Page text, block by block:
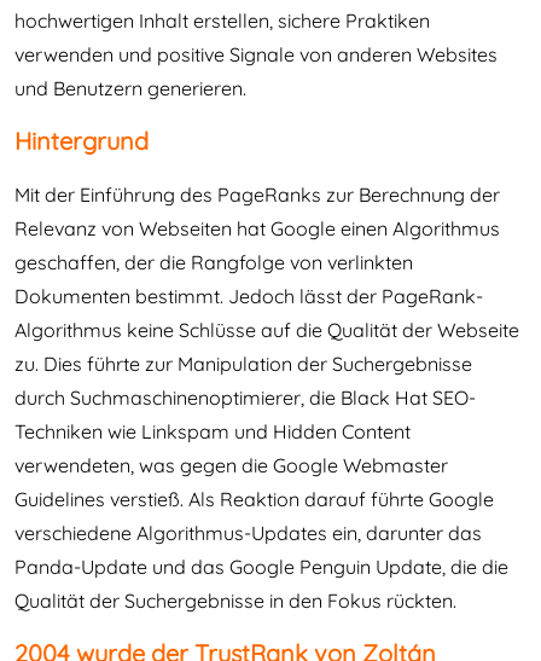
hochwertigen Inhalt erstellen, sichere Praktiken
verwenden und positive Signale von anderen Websites
und Benutzern generieren.
Hintergrund
Mit der Einführung des PageRanks zur Berechnung der
Relevanz von Webseiten hat Google einen Algorithmus
geschaffen, der die Rangfolge von verlinkten
Dokumenten bestimmt. Jedoch lässt der PageRank-
Algorithmus keine Schlüsse auf die Qualität der Webseite
zu. Dies führte zur Manipulation der Suchergebnisse
durch Suchmaschinenoptimierer, die Black Hat SEO-
Techniken wie Linkspam und Hidden Content
verwendeten, was gegen die Google Webmaster
Guidelines verstieß. Als Reaktion darauf führte Google
verschiedene Algorithmus-Updates ein, darunter das
Panda-Update und das Google Penguin Update, die die
Qualität der Suchergebnisse in den Fokus rückten.
2004 wurde der TrustRank von Zoltán